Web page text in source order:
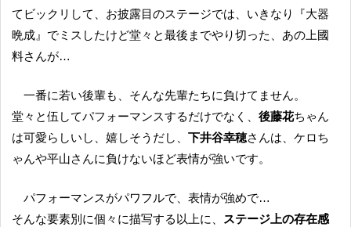
てビックリして、お披露目のステージでは、いきなり『大器
晩成』でミスしたけど堂々と最後までやり切った、あの上國
料さんが…
一番に若い後輩も、そんな先輩たちに負けてません。
堂々と伍してパフォーマンスするだけでなく、 後藤花ちゃん
は可愛らしいし、嬉しそうだし、 下井谷幸穂さんは、ケロち
ゃんや平山さんに負けないほど表情が強いです。
パフォーマンスがパワフルで、表情が強めで…
そんな要素別に個々に描写する以上に、
ステージ上の存在感